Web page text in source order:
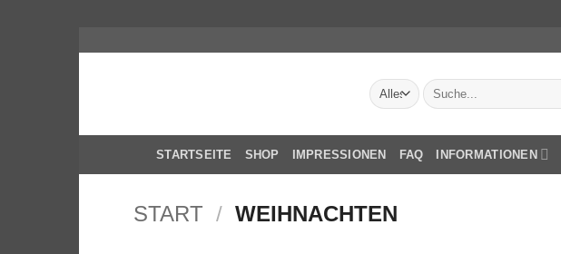
Suchen
nach:
STARTSEITE SHOP IMPRESSIONEN FAQ INFORMATIONEN
START / WEIHNACHTEN